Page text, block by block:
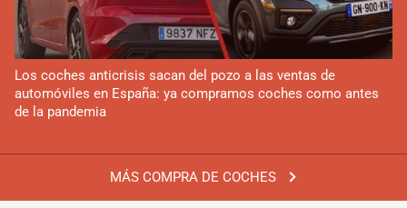
MÁS COMPRA DE COCHES
Los coches anticrisis sacan del pozo a las ventas de
automóviles en España: ya compramos coches como antes
de la pandemia